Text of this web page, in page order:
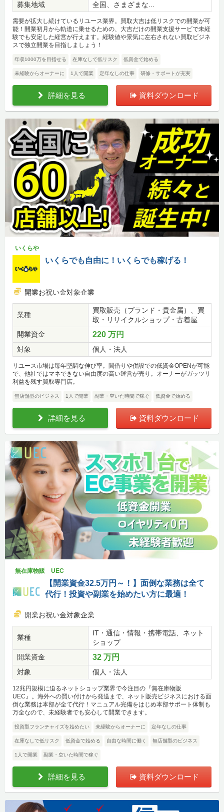
募集地域
全国、さまざまな...
需要が拡大し続けているリユース業界。買取大吉は低リスクでの開業が可
能！開業初月から軌道に乗せるための、大吉だけの開業支援サービで未経
験でも安定した経営が行えます。経験値や景気に左右されない買取ビジネ
スで独立開業を目指しましょう！
年収1000万を目指せる 在庫なしで低リスク 低資金で始める
未経験からオーナーに 1人で開業 定年なしの仕事 研修・サポートが充実
詳細を見る 資料ダウンロード
いくらや
いくらでも自由に！いくらでも稼げる！
開業お祝い金対象企業
業種
買取販売（ブランド・貴金属）、買
取・リサイクルショップ・古着屋
開業資金
220 万円
対象 個人・法人
リユース市場は毎年堅調な伸び率。間借りや併設での低資金OPENが可能
で、他社ではマネできない自由度の高い運営が売り。オーナーがガッツリ
利益を残す買取専門店。
無店舗型のビジネス 1人で開業 副業・空いた時間で稼ぐ 低資金で始める
詳細を見る 資料ダウンロード
無在庫物販 UEC
【開業資金32.5万円～！】面倒な業務は全て
代行！投資や副業を始めたい方に最適！
開業お祝い金対象企業
業種
IT・通信・情報・携帯電話、ネット
ショップ
開業資金
32 万円
対象 個人・法人
12兆円規模に迫るネットショップ業界で今注目の『無在庫物販
UEC』。海外への買い付けから発送まで、ネット販売ビジネスにおける面
倒な業務は本部が全て代行！マニュアル完備をはじめ本部サポート体制も
万全なので、未経験者でも安心して開業できます。
投資型フランチャイズを始めたい 未経験からオーナーに 定年なしの仕事
在庫なしで低リスク 低資金で始める 自由な時間に働く 無店舗型のビジネス
1人で開業 副業・空いた時間で稼ぐ
詳細を見る 資料ダウンロード